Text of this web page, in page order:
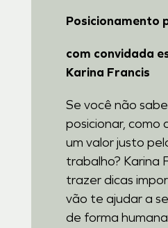
Posicionamento
com convidada
Karina Francis
Se você não
posicionar, como
um valor justo
trabalho? Karina
trazer dicas
vão te ajudar a
de forma